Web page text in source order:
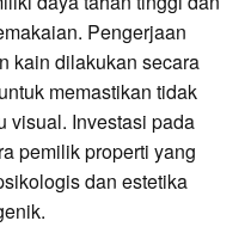
Pengerjaan
kain dilakukan secara
memastikan tidak
visual. Investasi pada
pemilik properti yang
dan estetika